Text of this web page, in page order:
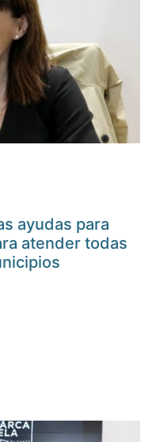
ayudas para
atender todas